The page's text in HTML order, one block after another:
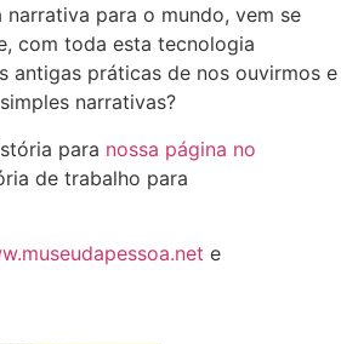
para o mundo, vem se
com toda esta tecnologia
antigas práticas de nos ouvirmos e
narrativas?
para nossa página no
de trabalho para
e